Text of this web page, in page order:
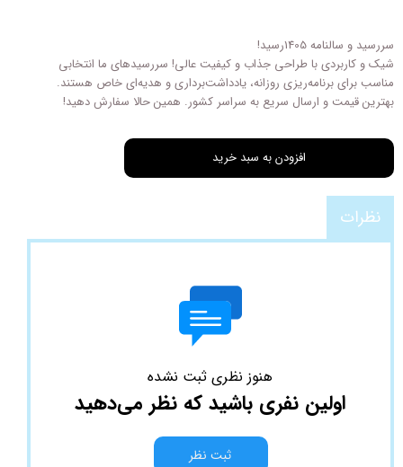
سررسید و سالنامه 1405رسید!
شیک و کاربردی با طراحی‌ جذاب و کیفیت عالی! سررسیدهای ما انتخابی
مناسب برای برنامه‌ریزی روزانه، یادداشت‌برداری و هدیه‌ای خاص هستند.
بهترین قیمت و ارسال سریع به سراسر کشور. همین حالا سفارش دهید!
افزودن به سبد خرید
نظرات
هنوز نظری ثبت نشده
اولین نفری باشید که نظر می‌دهید
ثبت نظر